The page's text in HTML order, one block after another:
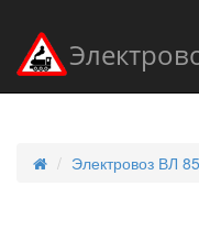
Электровоз ВЛ 85